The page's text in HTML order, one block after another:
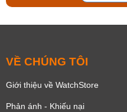
VỀ CHÚNG TÔI
Giới thiệu về WatchStore
Phản ánh - Khiếu nại